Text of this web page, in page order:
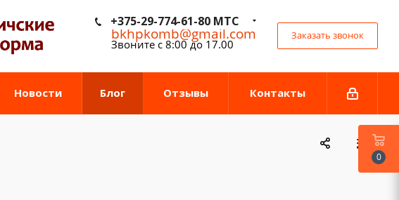
+375-29-774-61-80 МТС
bkhpkomb@gmail.com
Звоните с 8:00 до 17.00
Заказать звонок
Новости Блог Отзывы Контакты
0